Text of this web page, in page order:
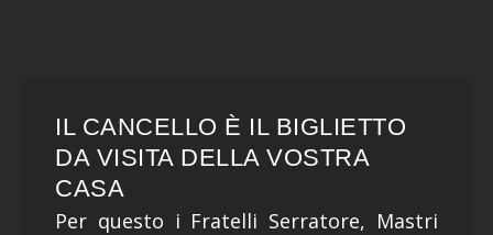
IL CANCELLO È IL BIGLIETTO
DA VISITA DELLA VOSTRA
CASA
Per questo i Fratelli Serratore, Mastri